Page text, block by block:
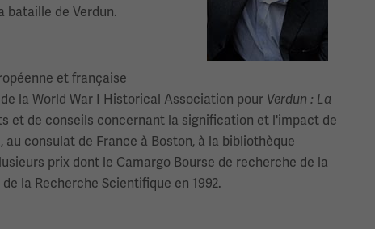
bataille de Verdun.
et française
la World War I Historical Association pour Verdun : La
et de conseils concernant la signification et l'impact de
consulat de France à Boston, à la bibliothèque
prix dont le Camargo Bourse de recherche de la
la Recherche Scientifique en 1992.